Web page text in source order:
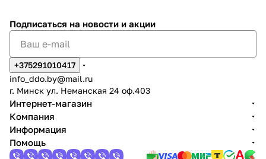
Подписаться на новости и акции
+375291010417
info_ddo.by@mail.ru
г. Минск ул. Неманская 24 оф.403
Интернет-магазин
Компания
Информация
Помощь